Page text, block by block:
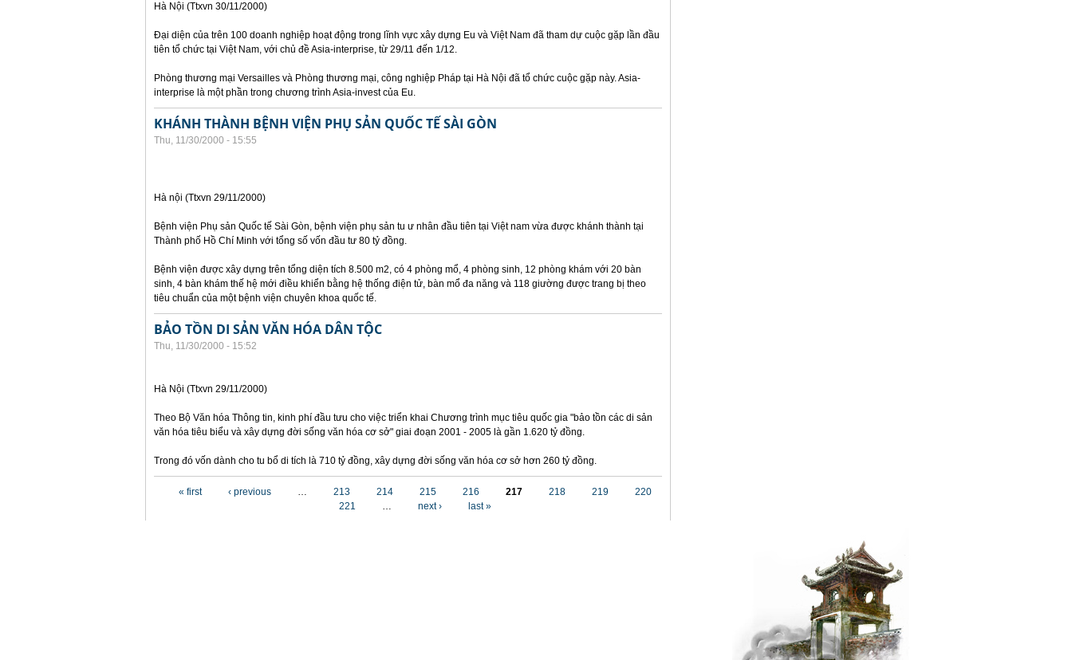
Hà Nội (Ttxvn 30/11/2000)
Đại diện của trên 100 doanh nghiệp hoạt động trong lĩnh vực xây dựng Eu và Việt Nam đã tham dự cuộc gặp lần đầu
tiên tổ chức tại Việt Nam, với chủ đề Asia-interprise, từ 29/11 đến 1/12.
Phòng thương mại Versailles và Phòng thương mại, công nghiệp Pháp tại Hà Nội đã tổ chức cuộc gặp này. Asia-
interprise là một phần trong chương trình Asia-invest của Eu.
KHÁNH THÀNH BỆNH VIỆN PHỤ SẢN QUỐC TẾ SÀI GÒN
Thu, 11/30/2000 - 15:55
Hà nội (Ttxvn 29/11/2000)
Bệnh viện Phụ sản Quốc tế Sài Gòn, bệnh viện phụ sản tu ư nhân đầu tiên tại Việt nam vừa được khánh thành tại
Thành phố Hồ Chí Minh với tổng số vốn đầu tư 80 tỷ đồng.
Bệnh viện được xây dựng trên tổng diện tích 8.500 m2, có 4 phòng mổ, 4 phòng sinh, 12 phòng khám với 20 bàn
sinh, 4 bàn khám thế hệ mới điều khiển bằng hệ thống điện tử, bàn mổ đa năng và 118 giường được trang bị theo
tiêu chuẩn của một bệnh viện chuyên khoa quốc tế.
BẢO TỒN DI SẢN VĂN HÓA DÂN TỘC
Thu, 11/30/2000 - 15:52
Hà Nội (Ttxvn 29/11/2000)
Theo Bộ Văn hóa Thông tin, kinh phí đầu tưu cho việc triển khai Chương trình mục tiêu quốc gia "bảo tồn các di sản
văn hóa tiêu biểu và xây dựng đời sống văn hóa cơ sở" giai đoạn 2001 - 2005 là gần 1.620 tỷ đồng.
Trong đó vốn dành cho tu bổ di tích là 710 tỷ đồng, xây dựng đời sống văn hóa cơ sở hơn 260 tỷ đồng.
« first ‹ previous … 213 214 215 216 217 218 219
220
221
… next › last »